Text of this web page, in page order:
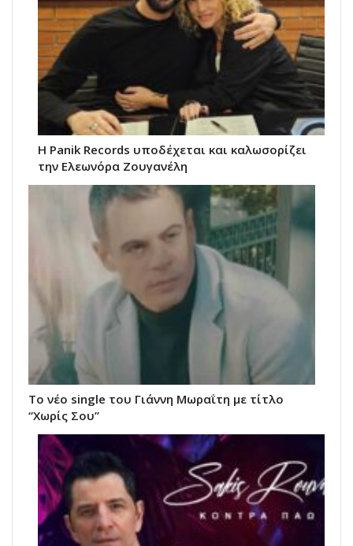
Η Panik Records υποδέχεται και καλωσορίζει
την Ελεωνόρα Ζουγανέλη
Το νέο single του Γιάννη Μωραΐτη με τίτλο
“Χωρίς Σου”